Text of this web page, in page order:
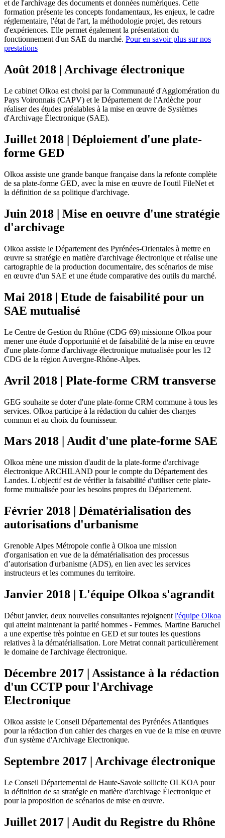
et de l'archivage des documents et données numériques. Cette
formation présente les concepts fondamentaux, les enjeux, le cadre
réglementaire, l'état de l'art, la méthodologie projet, des retours
d'expériences. Elle permet également la présentation du
fonctionnement d'un SAE du marché. Pour en savoir plus sur nos
prestations
Août 2018 | Archivage électronique
Le cabinet Olkoa est choisi par la Communauté d'Agglomération du
Pays Voironnais (CAPV) et le Département de l'Ardèche pour
réaliser des études préalables à la mise en œuvre de Systèmes
d'Archivage Électronique (SAE).
Juillet 2018 | Déploiement d'une plate-
forme GED
Olkoa assiste une grande banque française dans la refonte complète
de sa plate-forme GED, avec la mise en œuvre de l'outil FileNet et
la définition de sa politique d'archivage.
Juin 2018 | Mise en oeuvre d'une stratégie
d'archivage
Olkoa assiste le Département des Pyrénées-Orientales à mettre en
œuvre sa stratégie en matière d'archivage électronique et réalise une
cartographie de la production documentaire, des scénarios de mise
en œuvre d'un SAE et une étude comparative des outils du marché.
Mai 2018 | Etude de faisabilité pour un
SAE mutualisé
Le Centre de Gestion du Rhône (CDG 69) missionne Olkoa pour
mener une étude d'opportunité et de faisabilité de la mise en œuvre
d'une plate-forme d'archivage électronique mutualisée pour les 12
CDG de la région Auvergne-Rhône-Alpes.
Avril 2018 | Plate-forme CRM transverse
GEG souhaite se doter d'une plate-forme CRM commune à tous les
services. Olkoa participe à la rédaction du cahier des charges
commun et au choix du fournisseur.
Mars 2018 | Audit d'une plate-forme SAE
Olkoa mène une mission d'audit de la plate-forme d'archivage
électronique ARCHILAND pour le compte du Département des
Landes. L'objectif est de vérifier la faisabilité d'utiliser cette plate-
forme mutualisée pour les besoins propres du Département.
Février 2018 | Dématérialisation des
autorisations d'urbanisme
Grenoble Alpes Métropole confie à Olkoa une mission
d'organisation en vue de la dématérialisation des processus
d’autorisation d'urbanisme (ADS), en lien avec les services
instructeurs et les communes du territoire.
Janvier 2018 | L'équipe Olkoa s'agrandit
Début janvier, deux nouvelles consultantes rejoignent l'équipe Olkoa
qui atteint maintenant la parité hommes - Femmes. Martine Baruchel
a une expertise très pointue en GED et sur toutes les questions
relatives à la dématérialisation. Lore Metrat connait particulièrement
le domaine de l'archivage électronique.
Décembre 2017 | Assistance à la rédaction
d'un CCTP pour l'Archivage
Electronique
Olkoa assiste le Conseil Départemental des Pyrénées Atlantiques
pour la rédaction d'un cahier des charges en vue de la mise en œuvre
d'un système d'Archivage Electronique.
Septembre 2017 | Archivage électronique
Le Conseil Départemental de Haute-Savoie sollicite OLKOA pour
la définition de sa stratégie en matière d'archivage Électronique et
pour la proposition de scénarios de mise en œuvre.
Juillet 2017 | Audit du Registre du Rhône